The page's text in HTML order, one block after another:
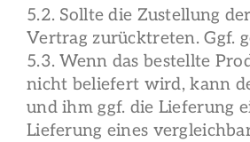
5.2. Sollte die Zustellung
Vertrag zurücktreten. Ggf.
5.3. Wenn das bestellte
nicht beliefert wird, kann
und ihm ggf. die Lieferung
Lieferung eines